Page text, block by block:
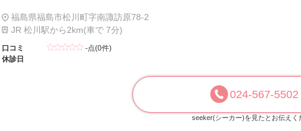
福島県福島市松川町字南諏訪原78-2
JR 松川駅から2km(車で 7分)
口コミ
-点(0件)
休診日
024-567-5502
seeker(シーカー)を見たとお伝えく